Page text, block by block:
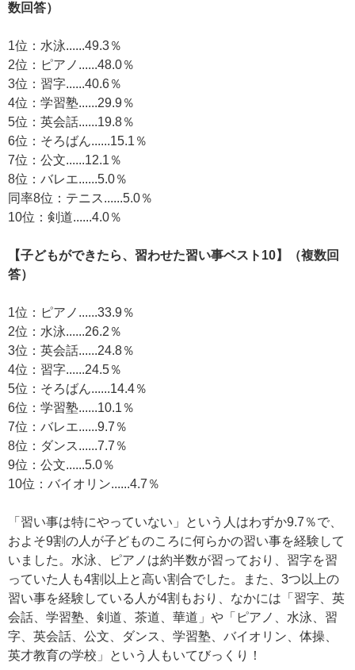
数回答）
1位：水泳......49.3％
2位：ピアノ......48.0％
3位：習字......40.6％
4位：学習塾......29.9％
5位：英会話......19.8％
6位：そろばん......15.1％
7位：公文......12.1％
8位：バレエ......5.0％
同率8位：テニス......5.0％
10位：剣道......4.0％
【子どもができたら、習わせた習い事ベスト10】（複数回
答）
1位：ピアノ......33.9％
2位：水泳......26.2％
3位：英会話......24.8％
4位：習字......24.5％
5位：そろばん......14.4％
6位：学習塾......10.1％
7位：バレエ......9.7％
8位：ダンス......7.7％
9位：公文......5.0％
10位：バイオリン......4.7％
「習い事は特にやっていない」という人はわずか9.7％で、
およそ9割の人が子どものころに何らかの習い事を経験して
いました。水泳、ピアノは約半数が習っており、習字を習
っていた人も4割以上と高い割合でした。また、3つ以上の
習い事を経験している人が4割もおり、なかには「習字、英
会話、学習塾、剣道、茶道、華道」や「ピアノ、水泳、習
字、英会話、公文、ダンス、学習塾、バイオリン、体操、
英才教育の学校」という人もいてびっくり！